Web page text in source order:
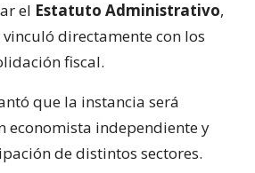
el Estatuto Administrativo,
directamente con los
fiscal.
que la instancia será
economista independiente y
de distintos sectores.